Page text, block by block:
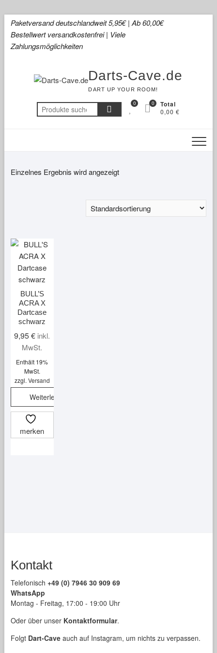
Skip
content
Paketversand deutschlandweit 5,95€ | Ab 60,00€
Bestellwert versandkostenfrei | Viele
Zahlungsmöglichkeiten
Darts-Cave.de
DART UP YOUR ROOM!
Suchen
nach:
0 Total
0,00 €
0
Einzelnes Ergebnis wird angezeigt
BULL’S
ACRA X
Dartcase
schwarz
9,95€ inkl.
MwSt.
Enthält 19%
MwSt.
zzgl. Versand
Weiterlesen
merken
Kontakt
Telefonisch +49 (0) 7946 30 909 69
WhatsApp
Montag - Freitag, 17:00 - 19:00 Uhr
Oder über unser Kontaktformular.
Folgt Dart-Caveauch auf Instagram, um nichts zu verpassen.